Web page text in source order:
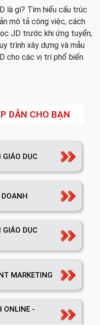
là gì? Tìm hiểu cấu trúc
mô tả công việc, cách
JD trước khi ứng tuyển,
trình xây dựng và mẫu
cho các vị trí phổ biến.
DẪN CHO BẠN
GIÁO DỤC
GIÁO DỤC
MARKETING
ONLINE -